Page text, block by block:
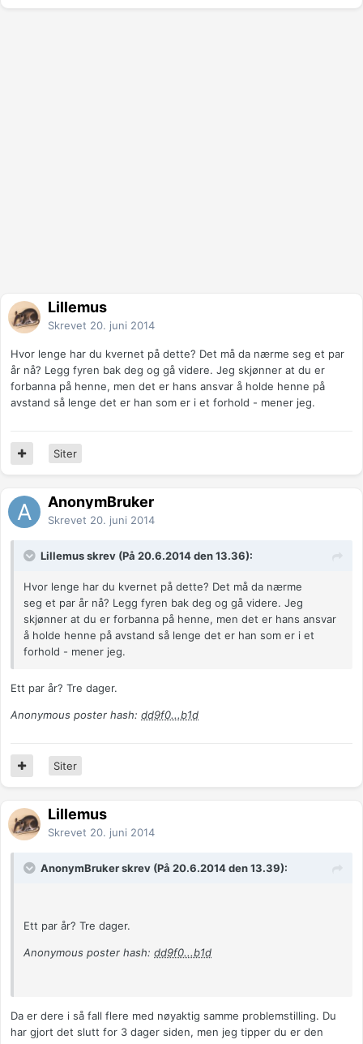
Lillemus
Skrevet 20. juni 2014
Hvor lenge har du kvernet på dette? Det må da nærme seg et par
år nå? Legg fyren bak deg og gå videre. Jeg skjønner at du er
forbanna på henne, men det er hans ansvar å holde henne på
avstand så lenge det er han som er i et forhold - mener jeg.
Siter
AnonymBruker
Skrevet 20. juni 2014
Lillemus skrev (På 20.6.2014 den 13.36):
Hvor lenge har du kvernet på dette? Det må da nærme
seg et par år nå? Legg fyren bak deg og gå videre. Jeg
skjønner at du er forbanna på henne, men det er hans ansvar
å holde henne på avstand så lenge det er han som er i et
forhold - mener jeg.
Ett par år? Tre dager.
Anonymous poster hash: dd9f0...b1d
Siter
Lillemus
Skrevet 20. juni 2014
AnonymBruker skrev (På 20.6.2014 den 13.39):
Ett par år? Tre dager.
Anonymous poster hash: dd9f0...b1d
Da er dere i så fall flere med nøyaktig samme problemstilling. Du
har gjort det slutt for 3 dager siden, men jeg tipper du er den